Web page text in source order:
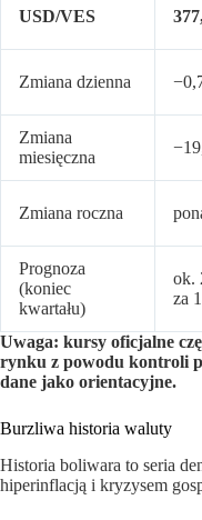
USD/VES
Zmiana dzienna
Zmiana
miesięczna
Zmiana roczna
Prognoza
(koniec
kwartału)
ok.
za
Uwaga: kursy oficjalne
rynku z powodu kontroli
dane jako orientacyjne.
Burzliwa historia waluty
Historia boliwara to seria
hiperinflacją i kryzysem